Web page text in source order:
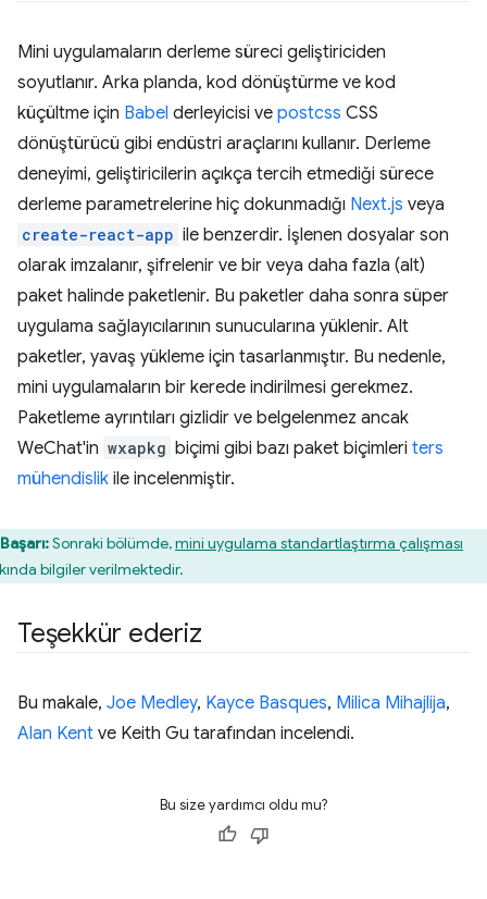
Mini uygulamaların derleme süreci geliştiriciden
soyutlanır. Arka planda, kod dönüştürme ve kod
küçültme için Babel derleyicisi ve postcss CSS
dönüştürücü gibi endüstri araçlarını kullanır. Derleme
deneyimi, geliştiricilerin açıkça tercih etmediği sürece
derleme parametrelerine hiç dokunmadığı Next.js veya
create-react-app ile benzerdir. İşlenen dosyalar son
olarak imzalanır, şifrelenir ve bir veya daha fazla (alt)
paket halinde paketlenir. Bu paketler daha sonra süper
uygulama sağlayıcılarının sunucularına yüklenir. Alt
paketler, yavaş yükleme için tasarlanmıştır. Bu nedenle,
mini uygulamaların bir kerede indirilmesi gerekmez.
Paketleme ayrıntıları gizlidir ve belgelenmez ancak
WeChat'in wxapkg biçimi gibi bazı paket biçimleri ters
mühendislik ile incelenmiştir.
Başarı:Sonraki bölümde,mini uygulama standartlaştırma çalışması
bilgiler verilmektedir.
Teşekkür ederiz
Bu makale, Joe Medley, Kayce Basques, Milica Mihajlija,
Alan Kent ve Keith Gu tarafından incelendi.
Bu size yardımcı oldu mu?